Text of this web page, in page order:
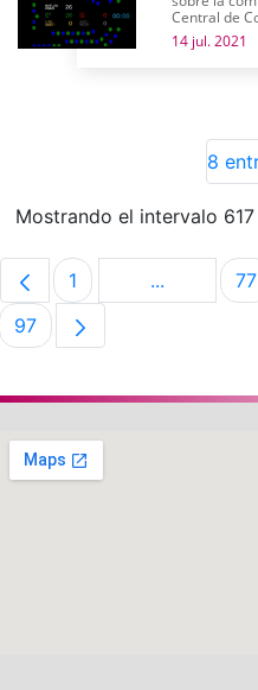
Central de
14 jul. 2021
8
Mostrando el intervalo
Página
1 ...Páginas 77
Página
97